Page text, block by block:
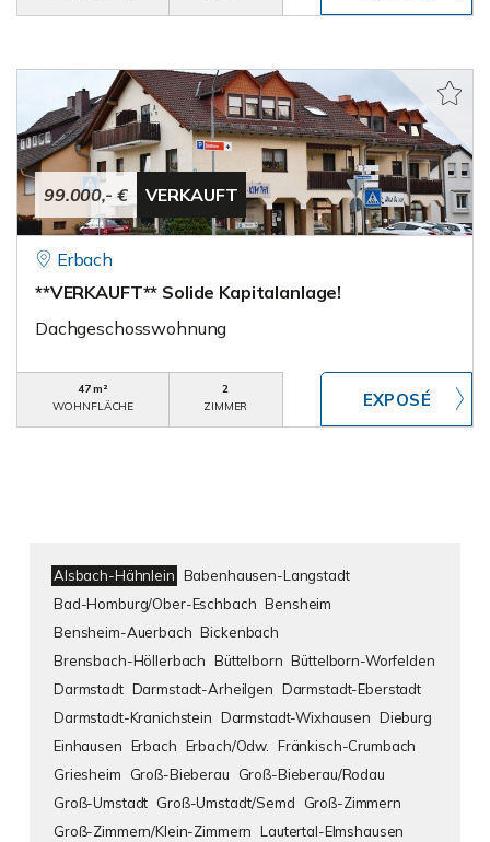
99.000,- € VERKAUFT
Erbach
**VERKAUFT** Solide Kapitalanlage!
Dachgeschosswohnung
47 m²
WOHNFLÄCHE
2
ZIMMER
Alsbach-Hähnlein Babenhausen-Langstadt
Bad-Homburg/Ober-Eschbach Bensheim
Bensheim-Auerbach Bickenbach
Brensbach-Höllerbach Büttelborn Büttelborn-Worfelden
Darmstadt Darmstadt-Arheilgen Darmstadt-Eberstadt
Darmstadt-Kranichstein Darmstadt-Wixhausen Dieburg
Einhausen Erbach Erbach/Odw.
Fränkisch-Crumbach
Griesheim
Groß-Bieberau
Groß-Bieberau/Rodau
Groß-Umstadt Groß-Umstadt/Semd
Groß-Zimmern
Groß-Zimmern/Klein-Zimmern Lautertal-Elmshausen